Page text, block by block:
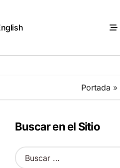
Portada »
Buscar en el Sitio
B
u